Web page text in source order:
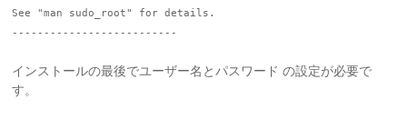
See "man sudo_root" for details.
--------------------------
インストールの最後でユーザー名とパスワード の設定が必要で
す。